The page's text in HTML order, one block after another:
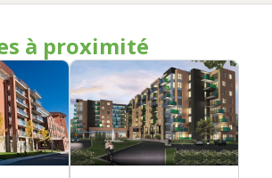
à proximité